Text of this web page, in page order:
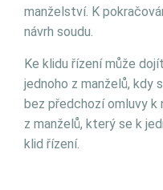
manželství. K
návrh soudu.
Ke klidu řízení může
jednoho z manželů, kdy
bez předchozí omluvy k
z manželů, který se k
klid řízení.